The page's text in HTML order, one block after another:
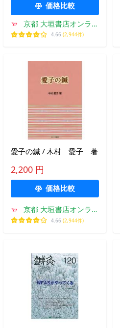
価格比較
京都 大垣書店オンライ
ン
4.66 (2,944件)
愛子の鍼 / 木村 愛子 著
2,200 円
価格比較
京都 大垣書店オンライ
ン
4.66 (2,944件)